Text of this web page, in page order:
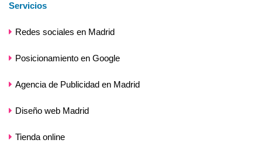
Servicios
Redes sociales en Madrid
Posicionamiento en Google
Agencia de Publicidad en Madrid
Diseño web Madrid
Tienda online